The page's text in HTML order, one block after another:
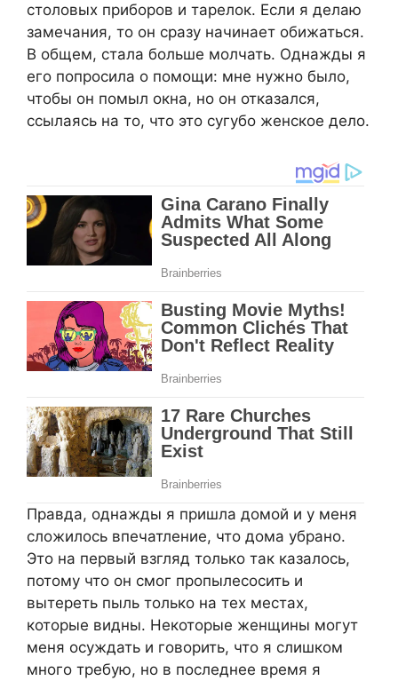
столовых приборов и тарелок. Если я делаю
замечания, то он сразу начинает обижаться.
В общем, стала больше молчать. Однажды я
его попросила о помощи: мне нужно было,
чтобы он помыл окна, но он отказался,
ссылаясь на то, что это сугубо женское дело.
Правда, однажды я пришла домой и у меня
сложилось впечатление, что дома убрано.
Это на первый взгляд только так казалось,
потому что он смог пропылесосить и
вытереть пыль только на тех местах,
которые видны. Некоторые женщины могут
меня осуждать и говорить, что я слишком
много требую, но в последнее время я